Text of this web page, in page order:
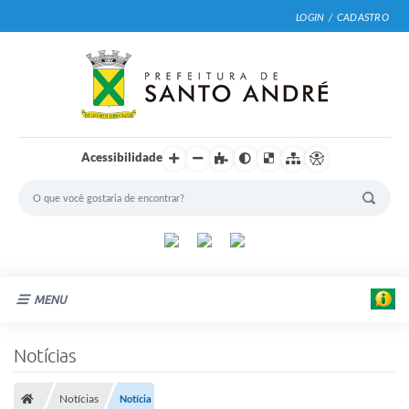
LOGIN / CADASTRO
Acessibilidade
MENU
Notícias
Notícias Notícia